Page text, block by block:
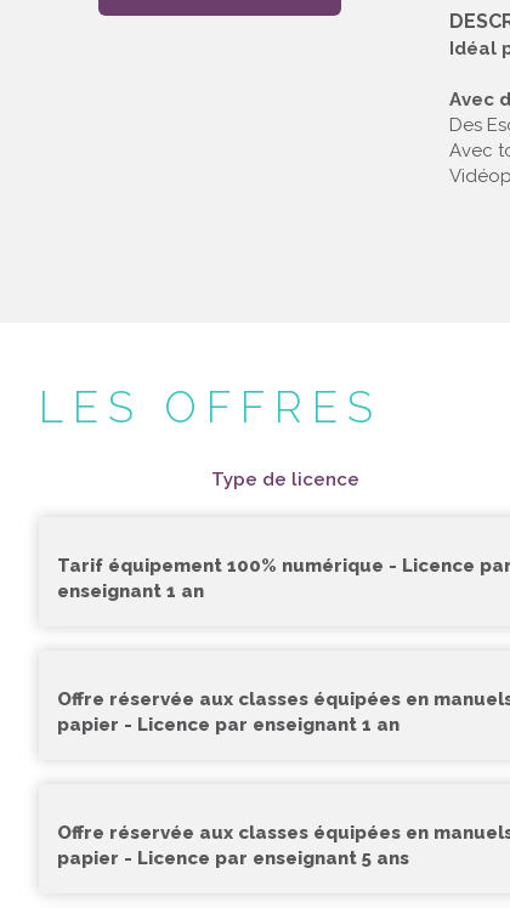
Idéal
Avec
Des
Avec
LES OFFRES
Type de licence
Tarif équipement 100% numérique - Licence par
enseignant 1 an
Offre réservée aux classes équipées en
papier - Licence par enseignant 1 an
Offre réservée aux classes équipées en
papier - Licence par enseignant 5 ans